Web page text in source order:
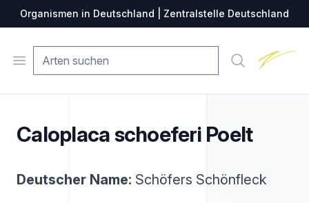
Organismen in Deutschland | Zentralstelle Deutschland
Open menu Suche
Caloplaca schoeferi Poelt
Deutscher Name: Schöfers Schönfleck